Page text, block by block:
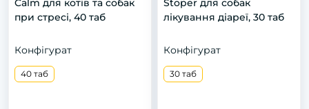
Calm для котів та собак
при стресі, 40 таб
Конфігурат
40 таб
Stoper для сoбaк
лікyвaння діaрeї, 30 тaб
Конфігурат
30 таб